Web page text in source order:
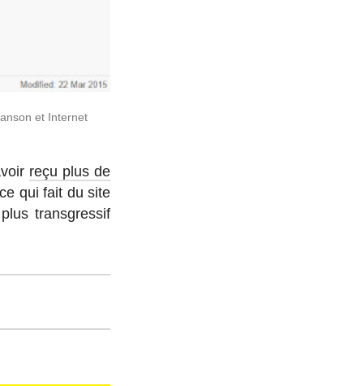
et In­ter­net
reçu plus de
qui fait du site
trans­gres­sif